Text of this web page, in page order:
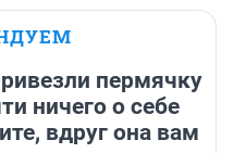
пермячку
ничего о себе
вдруг она вам